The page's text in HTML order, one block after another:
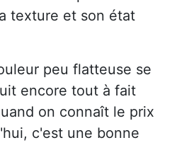
texture et son état
peu flatteuse se
encore tout à fait
on connaît le prix
c'est une bonne